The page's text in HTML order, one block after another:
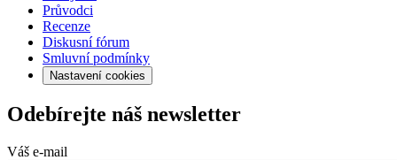
Průvodci
Recenze
Diskusní fórum
Smluvní podmínky
Nastavení cookies
Odebírejte náš newsletter
Váš e-mail